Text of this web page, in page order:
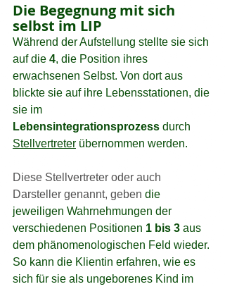
Die Begegnung mit sich
selbst im LIP
Während der Aufstellung stellte sie sich
auf die 4, die Position ihres
erwachsenen Selbst. Von dort aus
blickte sie auf ihre Lebensstationen, die
sie im
Lebensintegrationsprozess durch
Stellvertreter übernommen werden.
Diese Stellvertreter oder auch
Darsteller genannt, geben die
jeweiligen Wahrnehmungen der
verschiedenen Positionen 1 bis 3 aus
dem phänomenologischen Feld wieder.
So kann die Klientin erfahren, wie es
sich für sie als ungeborenes Kind im